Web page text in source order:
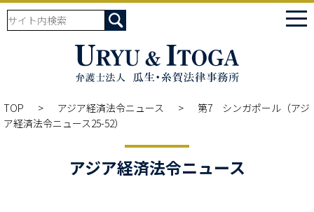
TOP アジア経済法令ニュース
第7 シンガポール（アジ
ア経済法令ニュース25-52）
アジア経済法令ニュース